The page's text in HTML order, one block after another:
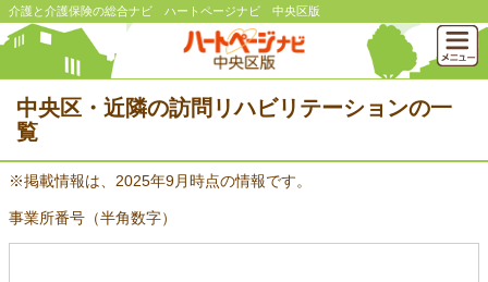
介護と介護保険の総合ナビ ハートページナビ 中央区版
中央区・近隣の訪問リハビリテーションの一
覧
※掲載情報は、2025年9月時点の情報です。
事業所番号（半角数字）